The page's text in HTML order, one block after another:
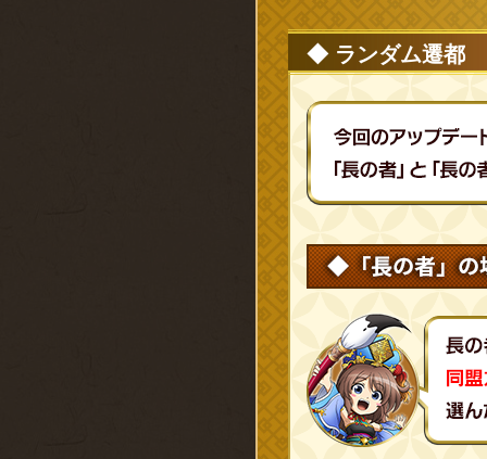
◆ ランダム遷都